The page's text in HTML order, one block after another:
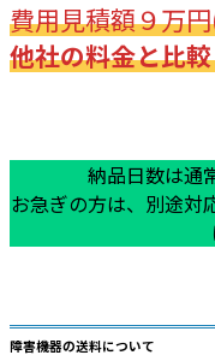
費用見積額９万円
他社の料金と比
納品日数は通
お急ぎの方は、別途対
障害機器の送料について